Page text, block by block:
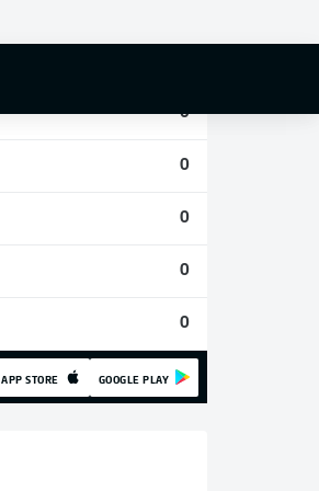
0
0
0
0
0
APP STORE GOOGLE PLAY